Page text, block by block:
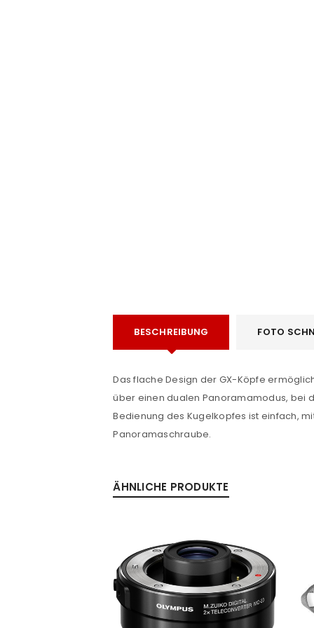
Passwort
Anmeldeformular
PASSWORT VERGESSEN?
BESCHREIBUNG FOTO
Das flache Design der GX-Köpfe
über einen dualen Panoramamodus, bei
Bedienung des Kugelkopfes ist einfach,
Panoramaschraube.
ÄHNLICHE PRODUKTE